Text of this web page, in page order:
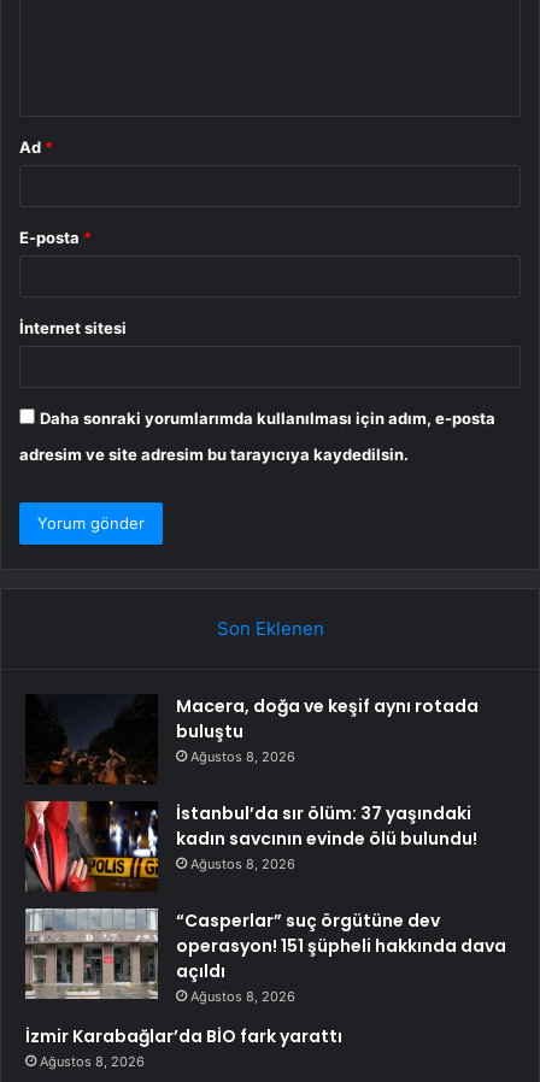
Ad *
E-posta *
İnternet sitesi
Daha sonraki yorumlarımda kullanılması için adım, e-posta
adresim ve site adresim bu tarayıcıya kaydedilsin.
Son Eklenen
Macera, doğa ve keşif aynı rotada
buluştu
Ağustos 8, 2026
İstanbul’da sır ölüm: 37 yaşındaki
kadın savcının evinde ölü bulundu!
Ağustos 8, 2026
“Casperlar” suç örgütüne dev
operasyon! 151 şüpheli hakkında dava
açıldı
Ağustos 8, 2026
İzmir Karabağlar’da BİO fark yarattı
Ağustos 8, 2026